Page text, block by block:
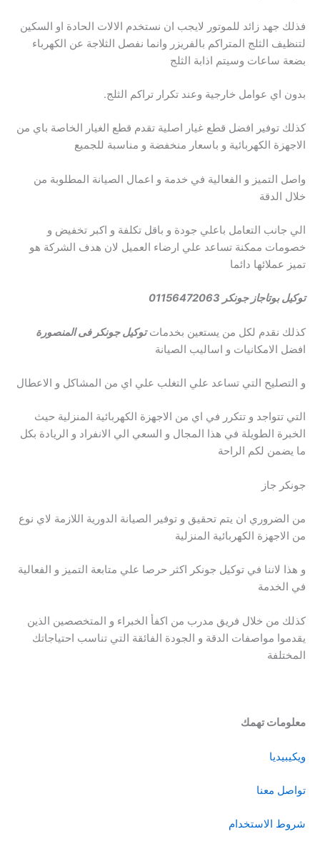
فذلك جهد زائد للموتور لايجب ان نستخدم الالات الحادة او السكين
لتنظيف الثلج المتراكم بالفريزر وانما نفصل الثلاجة عن الكهرباء
بضعة ساعات وسيتم اذابة الثلج
بدون اي عوامل خارجية وعند تكرار تراكم الثلج.
كذلك توفير افضل قطع غيار اصلية تقدم قطع الغيار الخاصة باي من
الاجهزة الكهربائية و باسعار منخفضة و مناسبة للجميع
واصل التميز و الفعالية في خدمة و اعمال الصيانة المطلوبة من
خلال الدقة
الي جانب التعامل باعلي جودة و باقل تكلفة و اكبر تخفيض و
خصومات ممكنة تساعد علي ارضاء العميل لان هدف الشركة هو
تميز عملائها دائما
توكيل بوتاجاز جونكر
كذلك نقدم لكل من يستعين بخدماتتوكيل جونكر فى المنصورة
افضل الامكانيات و اساليب الصيانة
و التصليح التي تساعد علي التغلب علي اي من المشاكل و الاعطال
التي تتواجد و تتكرر في اي من الاجهزة الكهربائية المنزلية حيث
الخبرة الطويلة في هذا المجال و السعي الي الانفراد و الريادة بكل
ما يضمن لكم الراحة
جونكر جاز
من الضروري ان يتم تحقيق و توفير الصيانة الدورية اللازمة لاي نوع
من الاجهزة الكهربائية المنزلية
و هذا لاننا في توكيل جونكر اكثر حرصا علي متابعة التميز و الفعالية
في الخدمة
كذلك من خلال فريق مدرب من اكفأ الخبراء و المتخصصين الذين
يقدموا مواصفات الدقة و الجودة الفائقة التي تناسب احتياجاتك
المختلفة
معلومات تهمك
ويكيبيديا
تواصل معنا
شروط الاستخدام